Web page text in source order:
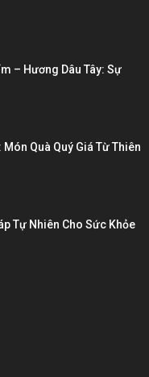
– Hương Dâu Tây: Sự
Quà Quý Giá Từ Thiên
Tự Nhiên Cho Sức Khỏe